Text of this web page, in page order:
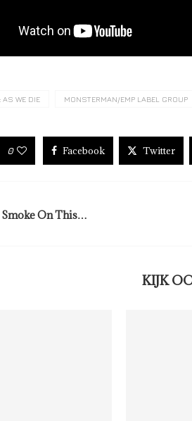
AS WE DIE MONSTERMAN/EMP LABEL GROUP
0 Facebook Twitter
Smoke On This…
KIJK